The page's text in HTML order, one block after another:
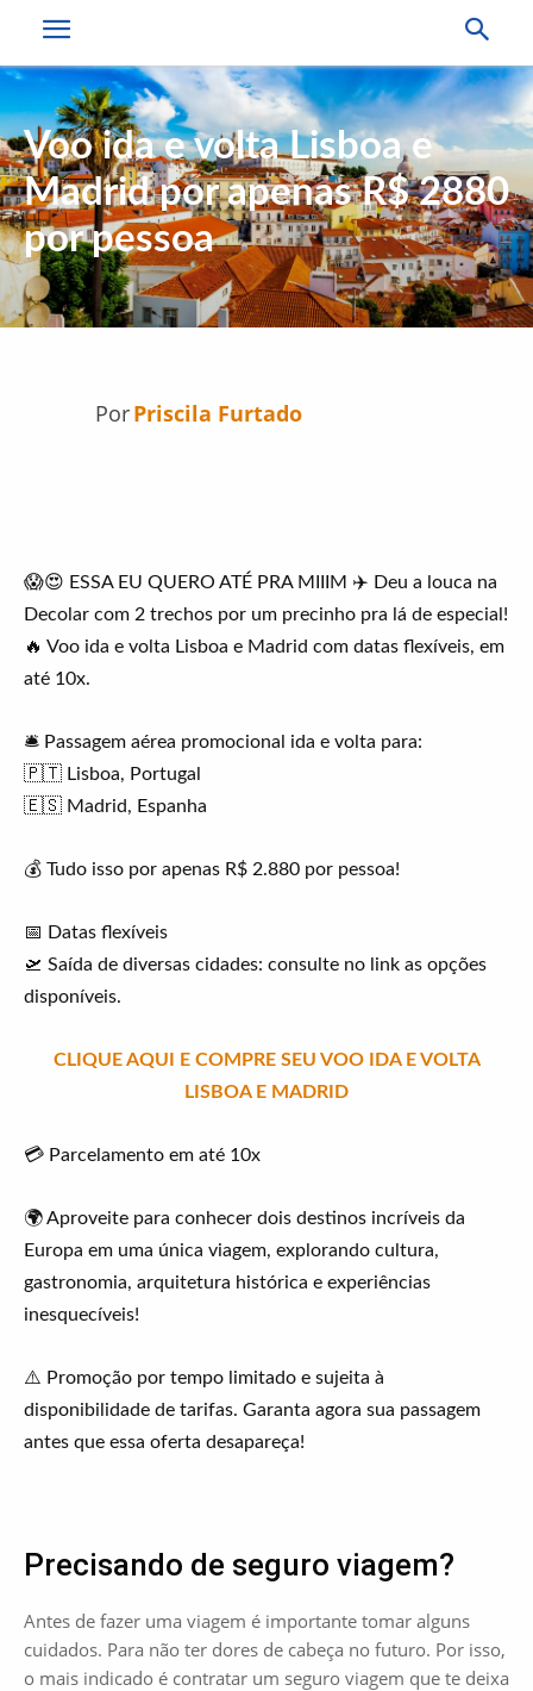
Voo ida e volta Lisboa e
Madrid por apenas R$ 2880
por pessoa
PorPriscila Furtado
😱😍 ESSA EU QUERO ATÉ PRA MIIIM ✈️ Deu a louca na
Decolar com 2 trechos por um precinho pra lá de especial!
🔥 Voo ida e volta Lisboa e Madrid com datas flexíveis, em
até 10x.
🛎️ Passagem aérea promocional ida e volta para:
🇵🇹 Lisboa, Portugal
🇪🇸 Madrid, Espanha
💰 Tudo isso por apenas R$ 2.880 por pessoa!
📅 Datas flexíveis
🛫 Saída de diversas cidades: consulte no link as opções
disponíveis.
CLIQUE AQUI E COMPRE SEU VOO IDA E VOLTA
LISBOA E MADRID
💳 Parcelamento em até 10x
🌍 Aproveite para conhecer dois destinos incríveis da
Europa em uma única viagem, explorando cultura,
gastronomia, arquitetura histórica e experiências
inesquecíveis!
⚠️ Promoção por tempo limitado e sujeita à
disponibilidade de tarifas. Garanta agora sua passagem
antes que essa oferta desapareça!
Precisando de seguro viagem?
Antes de fazer uma viagem é importante tomar alguns
cuidados. Para não ter dores de cabeça no futuro. Por isso,
o mais indicado é contratar um seguro viagem que te deixa